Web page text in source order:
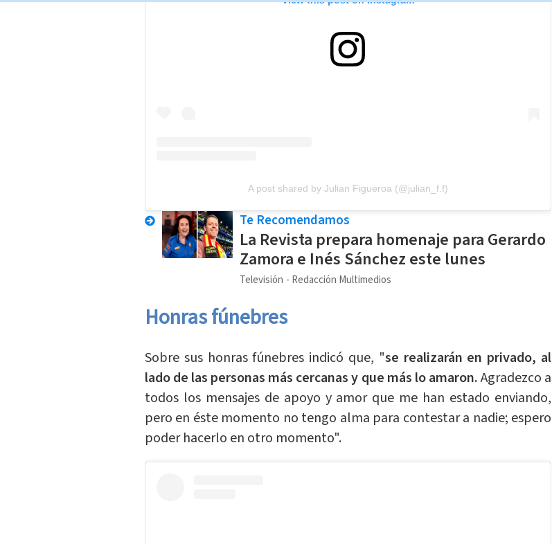
A post shared by Julian Figueroa (@julian_f.f)
Te Recomendamos
La Revista prepara homenaje para Gerardo
Zamora e Inés Sánchez este lunes
Televisión Redacción Multimedios
Honras fúnebres
Sobre sus honras fúnebres indicó que, "se realizarán en privado, al
lado de las personas más cercanas y que más lo amaron.Agradezco a
todos los mensajes de apoyo y amor que me han estado enviando,
pero en éste momento no tengo alma para contestar a nadie; espero
poder hacerlo en otro momento".